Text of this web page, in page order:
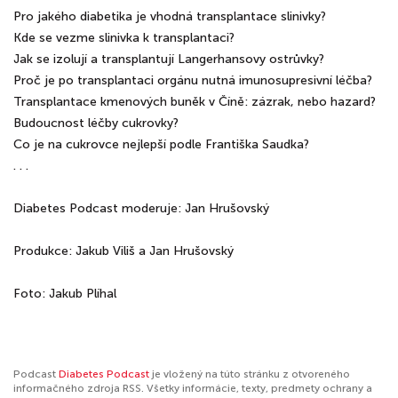
Pro jakého diabetika je vhodná transplantace slinivky?
Kde se vezme slinivka k transplantaci?
Jak se izolují a transplantují Langerhansovy ostrůvky?
Proč je po transplantaci orgánu nutná imunosupresivní léčba?
Transplantace kmenových buněk v Číně: zázrak, nebo hazard?
Budoucnost léčby cukrovky?
Co je na cukrovce nejlepší podle Františka Saudka?
. . .
Diabetes Podcast moderuje: Jan Hrušovský
Produkce: Jakub Viliš a Jan Hrušovský
Foto: Jakub Plíhal
Podcast Diabetes Podcast je vložený na túto stránku z otvoreného
informačného zdroja RSS. Všetky informácie, texty, predmety ochrany a